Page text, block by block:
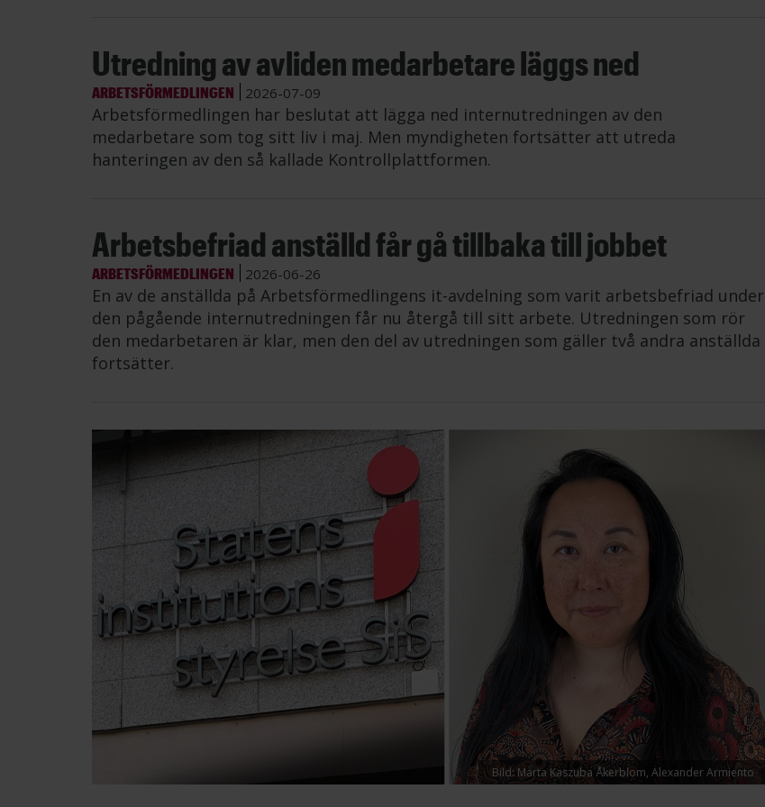
Utredning av avliden medarbetare läggs ned
ARBETSFÖRMEDLINGEN 2026-07-09
Arbetsförmedlingen har beslutat att lägga ned internutredningen av den
medarbetare som tog sitt liv i maj. Men myndigheten fortsätter att utreda
hanteringen av den så kallade Kontrollplattformen.
Arbetsbefriad anställd får gå tillbaka till jobbet
ARBETSFÖRMEDLINGEN 2026-06-26
En av de anställda på Arbetsförmedlingens it-avdelning som varit arbetsbefriad under
den pågående internutredningen får nu återgå till sitt arbete. Utredningen som rör
den medarbetaren är klar, men den del av utredningen som gäller två andra anställda
fortsätter.
Bild: Marta Kaszuba Åkerblom, Alexander Armiento